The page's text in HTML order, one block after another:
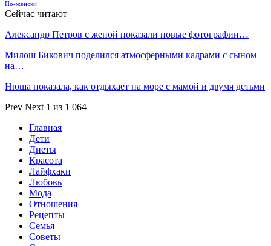
По-женски
Сейчас читают
Александр Петров с женой показали новые фотографии…
Милош Бикович поделился атмосферными кадрами с сыном
на…
Нюша показала, как отдыхает на море с мамой и двумя детьми
Prev Next 1 из 1 064
Главная
Дети
Диеты
Красота
Лайфхаки
Любовь
Мода
Отношения
Рецепты
Семья
Советы